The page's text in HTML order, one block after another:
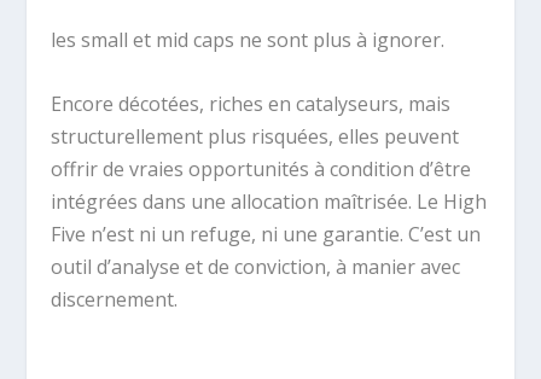
les small et mid caps ne sont plus à ignorer.
Encore décotées, riches en catalyseurs, mais
structurellement plus risquées, elles peuvent
offrir de vraies opportunités à condition d’être
intégrées dans une allocation maîtrisée. Le High
Five n’est ni un refuge, ni une garantie. C’est un
outil d’analyse et de conviction, à manier avec
discernement.